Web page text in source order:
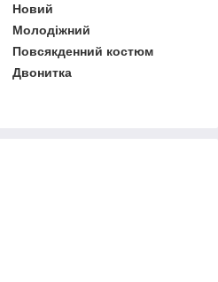
Новий
Молодіжний
Повсякденний костюм
Двонитка